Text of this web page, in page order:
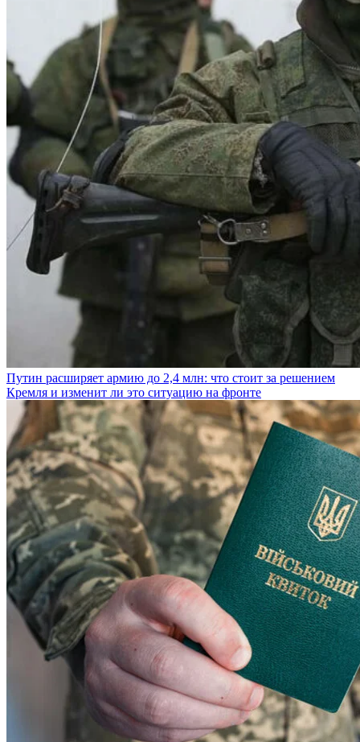
Путин расширяет армию до 2,4 млн: что стоит за решением
Кремля и изменит ли это ситуацию на фронте